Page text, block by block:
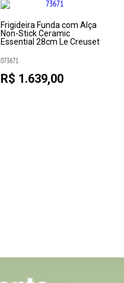
Frigideira Funda com Alça
Non-Stick Ceramic
Essential 28cm Le Creuset
073671
R$ 1.639,00